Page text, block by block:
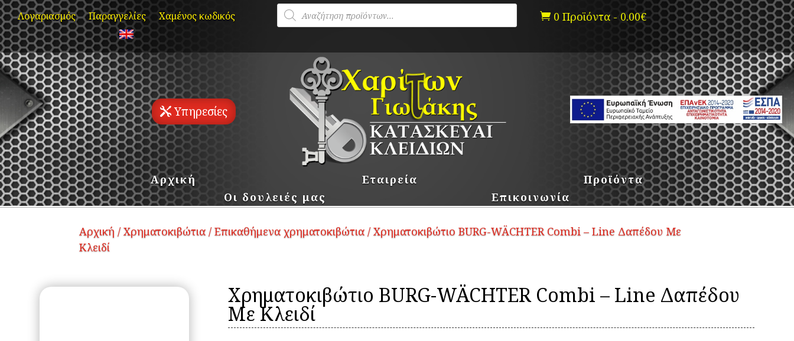
Skip
to
content
Λογαριασμός Παραγγελίες Χαμένος κωδικός
Products
search  0 Προϊόντα - 0.00€
Υπηρεσίες
Αρχική Εταιρεία
Προϊόντα
Οι δουλειές μας
Επικοινωνία
Αρχική /Χρηματοκιβώτια /Επικαθήμενα χρηματοκιβώτια / Χρηματοκιβώτιο BURG-WÄCHTER Combi – Line Δαπέδου Με
Κλειδί
Χρηματοκιβώτιο BURG-WÄCHTER Combi – Line Δαπέδου
Με Κλειδί